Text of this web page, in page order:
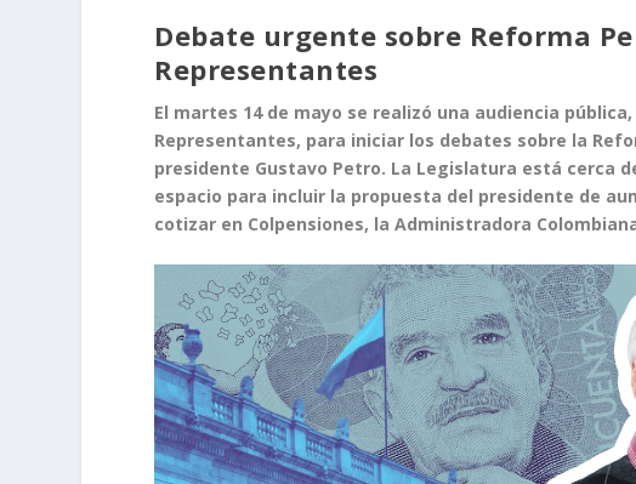
Debate urgente sobre Reforma
Representantes
El martes 14 de mayo se realizó una audiencia
Representantes, para iniciar los debates sobre la
presidente Gustavo Petro. La Legislatura está cerca
espacio para incluir la propuesta del presidente de
cotizar en Colpensiones, la Administradora